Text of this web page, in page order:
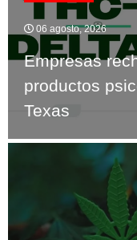
06 agosto, 2026
Empresas
productos
Texas